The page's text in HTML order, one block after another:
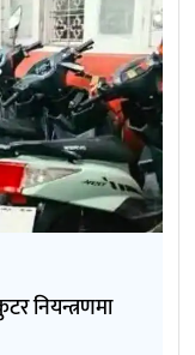
नियन्त्रणमा